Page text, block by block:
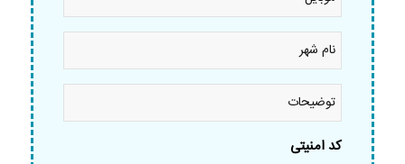
نام
شهر *
توضیحات
کد امنیتی